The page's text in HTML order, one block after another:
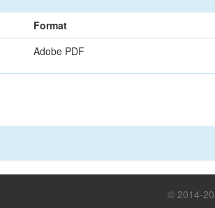
Format
Adobe PDF
© 2014-